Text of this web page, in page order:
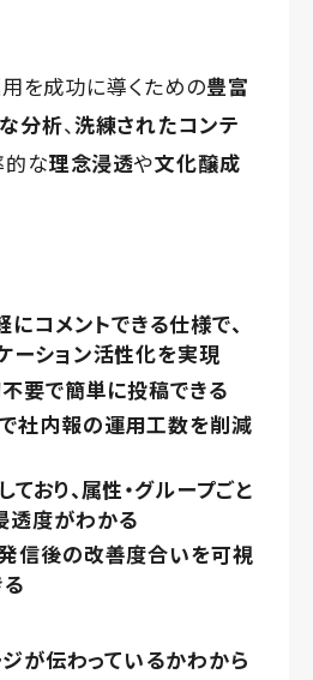
を成功に導くための豊富
分析、洗練されたコンテ
的な理念浸透や文化醸成
コメントできる仕様で、
ーション活性化を実現
要で簡単に投稿できる
社内報の運用工数を削減
おり、属性・グループごと
透度がわかる
信後の改善度合いを可視
が伝わっているかわから